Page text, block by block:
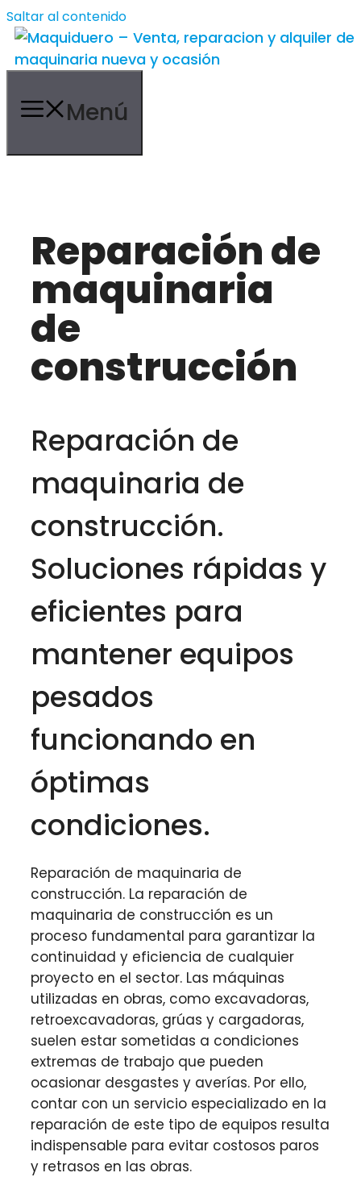
Saltar al contenido
Menú
Reparación de
maquinaria
de
construcción
Reparación de
maquinaria de
construcción.
Soluciones rápidas y
eficientes para
mantener equipos
pesados
funcionando en
óptimas
condiciones.
Reparación de maquinaria de
construcción. La reparación de
maquinaria de construcción es un
proceso fundamental para garantizar la
continuidad y eficiencia de cualquier
proyecto en el sector. Las máquinas
utilizadas en obras, como excavadoras,
retroexcavadoras, grúas y cargadoras,
suelen estar sometidas a condiciones
extremas de trabajo que pueden
ocasionar desgastes y averías. Por ello,
contar con un servicio especializado en la
reparación de este tipo de equipos resulta
indispensable para evitar costosos paros
y retrasos en las obras.